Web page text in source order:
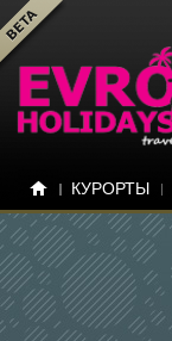
КУРОРТЫ